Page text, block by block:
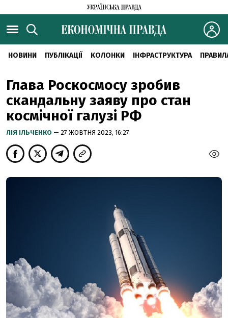
НОВИНИ ПУБЛІКАЦІЇ КОЛОНКИ ІНФРАСТРУКТУРА
Глава Роскосмосу зробив
скандальну заяву про стан
космічної галузі РФ
ЛІЯ ІЛЬЧЕНКО — 27 ЖОВТНЯ 2023, 16:27